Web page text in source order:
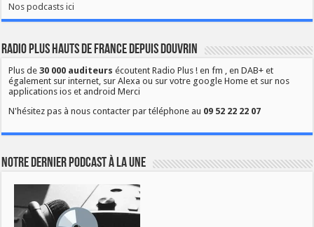
Nos podcasts ici
Radio Plus Hauts de France depuis Douvrin
Plus de30 000 auditeurs écoutent Radio Plus ! en fm , en DAB+ et
également sur internet, sur Alexa ou sur votre google Home et sur nos
applications ios et android Merci
N'hésitez pas à nous contacter par téléphone au 09 52 22 22 07
Notre dernier podcast à la une